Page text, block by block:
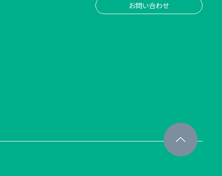
お問い合わせ